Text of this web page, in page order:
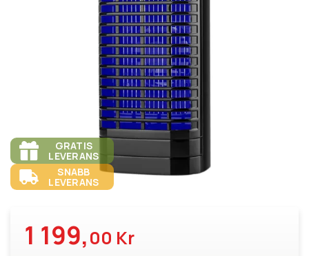
GRATIS
LEVERANS
SNABB
LEVERANS
1 199,00 Kr